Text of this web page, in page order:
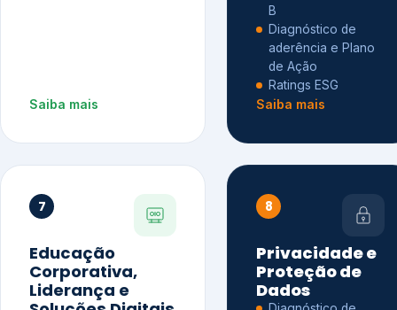
Saiba mais
B
Diagnóstico de
aderência e Plano
de Ação
Ratings ESG
Saiba mais
7
Educação
Corporativa,
Liderança e
8
Privacidade e
Proteção de
Dados